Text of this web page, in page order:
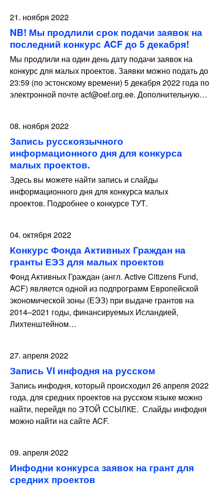
21. ноября 2022
NB! Мы продлили срок подачи заявок на
последний конкурс ACF до 5 декабря!
Мы продлили на один день дату подачи заявок на
конкурс для малых проектов. Заявки можно подать до
23:59 (по эстонскому времени) 5 декабря 2022 года по
электронной почте acf@oef.org.ee. Дополнительную…
08. ноября 2022
Запись русскоязычного
информационного дня для конкурса
малых проектов.
Здесь вы можете найти запись и слайды
информационного дня для конкурса малых
проектов. Подробнее о конкурсе ТУТ.
04. октября 2022
Конкурс Фонда Активных Граждан на
гранты ЕЭЗ для малых проектов
Фонд Активных Граждан (англ. Active Citizens Fund,
ACF) является одной из подпрограмм Европейской
экономической зоны (ЕЭЗ) при выдаче грантов на
2014–2021 годы, финансируемых Исландией,
Лихтенштейном…
27. апреля 2022
Запись VI инфодня на русском
Запись инфодня, который происходил 26 апреля 2022
года, для средних проектов на русском языке можно
найти, перейдя по ЭТОЙ ССЫЛКЕ. Слайды инфодня
можно найти на сайте ACF.
09. апреля 2022
Инфодни конкурса заявок на грант для
средних проектов